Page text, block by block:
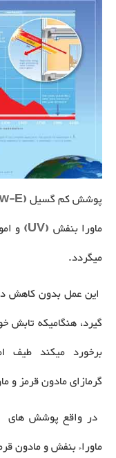
پوشش کم گسیل(Low-E)
ماورا بنفش (UV) و
می­گردد.
این عمل بدون کاهش
گیرد، هنگامیکه
برخورد میکند طیف
گرمازای مادون قرمز و
در واقع پوشش
ماوراء بنفش و مادون